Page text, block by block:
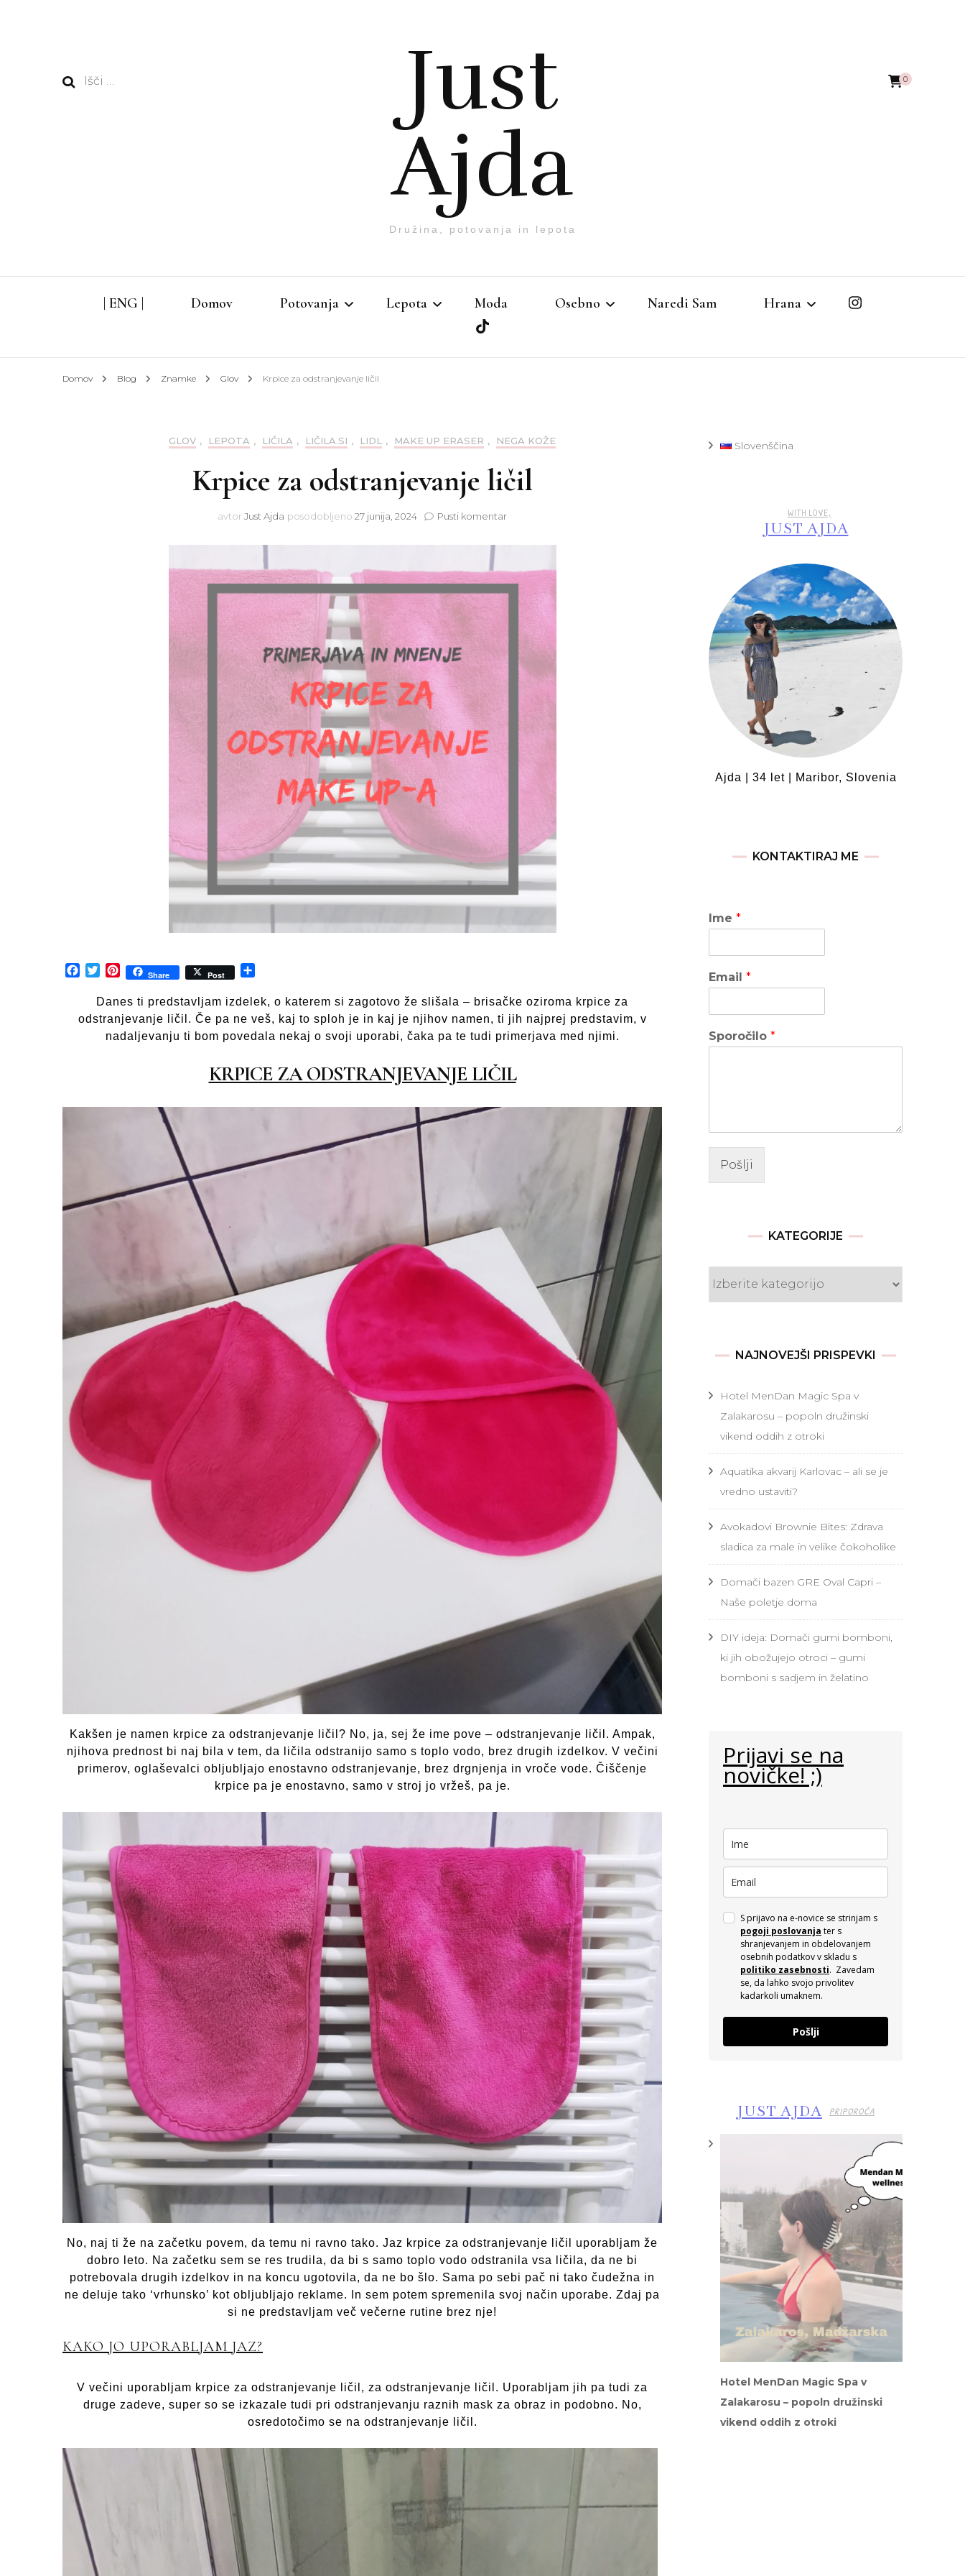
Išči:
Just
Ajda
Družina, potovanja in lepota
0
| ENG | Domov Potovanja
Evropa
Slovenija
Hotel
Lepota
Nega las
Nohti
Moda Osebno Naredi Sam Hrana
Domov Blog Znamke Glov Krpice za odstranjevanje ličil
GLOV , LEPOTA , LIČILA , LIČILA.SI , LIDL , MAKE UP ERASER , NEGA KOŽE
Krpice za odstranjevanje ličil
avtor Just Ajda posodobljeno 27 junija, 2024 Pusti komentarna
ličil
Facebook
TwitterPinterest
Share Post
Danes ti predstavljam izdelek, o katerem si zagotovo že slišala – brisačke oziroma krpice za
odstranjevanje ličil. Če pa ne veš, kaj to sploh je in kaj je njihov namen, ti jih najprej predstavim, v
nadaljevanju ti bom povedala nekaj o svoji uporabi, čaka pa te tudi primerjava med njimi.
KRPICE ZA ODSTRANJEVANJE LIČIL
Kakšen je namen krpice za odstranjevanje ličil? No, ja, sej že ime pove – odstranjevanje ličil. Ampak,
njihova prednost bi naj bila v tem, da ličila odstranijo samo s toplo vodo, brez drugih izdelkov. V večini
primerov, oglaševalci obljubljajo enostavno odstranjevanje, brez drgnjenja in vroče vode. Čiščenje
krpice pa je enostavno, samo v stroj jo vržeš, pa je.
No, naj ti že na začetku povem, da temu ni ravno tako. Jaz krpice za odstranjevanje ličil uporabljam že
dobro leto. Na začetku sem se res trudila, da bi s samo toplo vodo odstranila vsa ličila, da ne bi
potrebovala drugih izdelkov in na koncu ugotovila, da ne bo šlo. Sama po sebi pač ni tako čudežna in
ne deluje tako ‘vrhunsko’ kot obljubljajo reklame. In sem potem spremenila svoj način uporabe. Zdaj pa
si ne predstavljam več večerne rutine brez nje!
KAKO JO UPORABLJAM JAZ?
V večini uporabljam krpice za odstranjevanje ličil, za odstranjevanje ličil. Uporabljam jih pa tudi za
druge zadeve, super so se izkazale tudi pri odstranjevanju raznih mask za obraz in podobno. No,
osredotočimo se na odstranjevanje ličil.
Slovenščina
WITH LOVE,
JUST AJDA
Ajda | 34 let | Maribor, Slovenia
KONTAKTIRAJ ME
Ime *
Email *
Sporočilo *
Pošlji
KATEGORIJE
NAJNOVEJŠI PRISPEVKI
Hotel MenDan Magic Spa v
Zalakarosu – popoln družinski
vikend oddih z otroki
Aquatika akvarij Karlovac – ali se je
vredno ustaviti?
Avokadovi Brownie Bites: Zdrava
sladica za male in velike čokoholike
Domači bazen GRE Oval Capri –
Naše poletje doma
DIY ideja: Domači gumi bomboni,
ki jih obožujejo otroci – gumi
bomboni s sadjem in želatino
Prijavi se na
novičke! ;)
S prijavo na e-novice se strinjam s
pogoji poslovanja ter s
shranjevanjem in obdelovanjem
osebnih podatkov v skladu s
politiko zasebnosti. Zavedam
se, da lahko svojo privolitev
kadarkoli umaknem.
Pošlji
JUST AJDA PRIPOROČA
Hotel MenDan Magic Spa v
Zalakarosu – popoln družinski
vikend oddih z otroki